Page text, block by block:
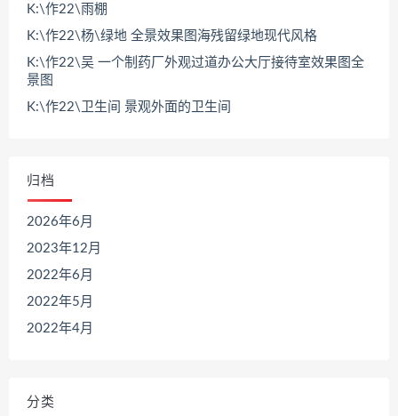
K:\作22\雨棚
K:\作22\杨\绿地 全景效果图海残留绿地现代风格
K:\作22\吴 一个制药厂外观过道办公大厅接待室效果图全
景图
K:\作22\卫生间 景观外面的卫生间
归档
2026年6月
2023年12月
2022年6月
2022年5月
2022年4月
分类